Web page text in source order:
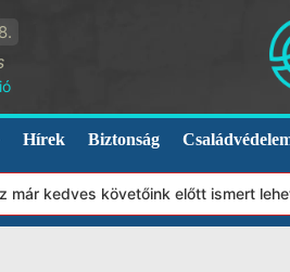
Hírek Biztonság
kedves követőink előtt ismert